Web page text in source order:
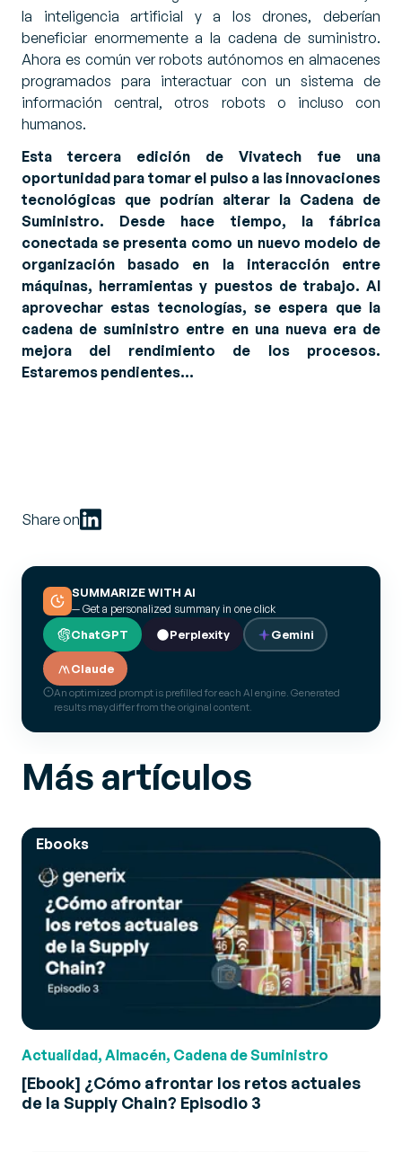
la inteligencia artificial y a los drones, deberían
beneficiar enormemente a la cadena de suministro.
Ahora es común ver robots autónomos en almacenes
programados para interactuar con un sistema de
información central, otros robots o incluso con
humanos.
Esta tercera edición de Vivatech fue una
oportunidad para tomar el pulso a las innovaciones
tecnológicas que podrían alterar la Cadena de
Suministro. Desde hace tiempo, la fábrica
conectada se presenta como un nuevo modelo de
organización basado en la interacción entre
máquinas, herramientas y puestos de trabajo. Al
aprovechar estas tecnologías, se espera que la
cadena de suministro entre en una nueva era de
mejora del rendimiento de los procesos.
Estaremos pendientes…
Share on
SUMMARIZE WITH AI
— Get a personalized summary in one click
ChatGPT Perplexity Gemini
Claude
An optimized prompt is prefilled for each AI engine. Generated
results may differ from the original content.
Más artículos
Ebooks
Actualidad, Almacén, Cadena de Suministro
[Ebook] ¿Cómo afrontar los retos actuales
de la Supply Chain? Episodio 3